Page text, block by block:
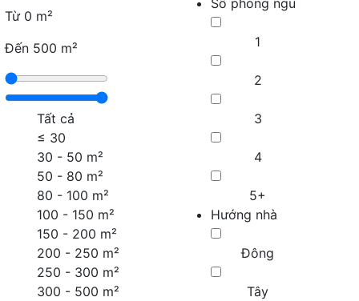
Từ 0 m²
Đến 500 m²
Tất cả
≤ 30
30 - 50 m²
50 - 80 m²
80 - 100 m²
100 - 150 m²
150 - 200 m²
200 - 250 m²
250 - 300 m²
300 - 500 m²
1
2
3
4
5+
Hướng nhà
Đông
Tây